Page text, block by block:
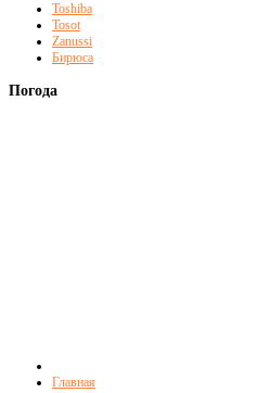
Toshiba
Tosot
Zanussi
Бирюса
Погода
Главная